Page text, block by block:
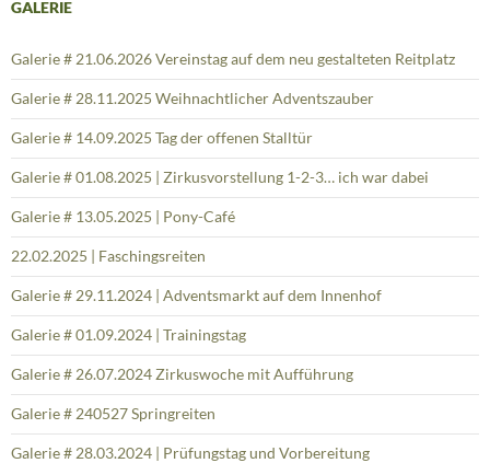
GALERIE
Galerie # 21.06.2026 Vereinstag auf dem neu gestalteten Reitplatz
Galerie # 28.11.2025 Weihnachtlicher Adventszauber
Galerie # 14.09.2025 Tag der offenen Stalltür
Galerie # 01.08.2025 | Zirkusvorstellung 1-2-3… ich war dabei
Galerie # 13.05.2025 | Pony-Café
22.02.2025 | Faschingsreiten
Galerie # 29.11.2024 | Adventsmarkt auf dem Innenhof
Galerie # 01.09.2024 | Trainingstag
Galerie # 26.07.2024 Zirkuswoche mit Aufführung
Galerie # 240527 Springreiten
Galerie # 28.03.2024 | Prüfungstag und Vorbereitung